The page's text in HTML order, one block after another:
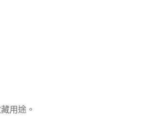
用途。